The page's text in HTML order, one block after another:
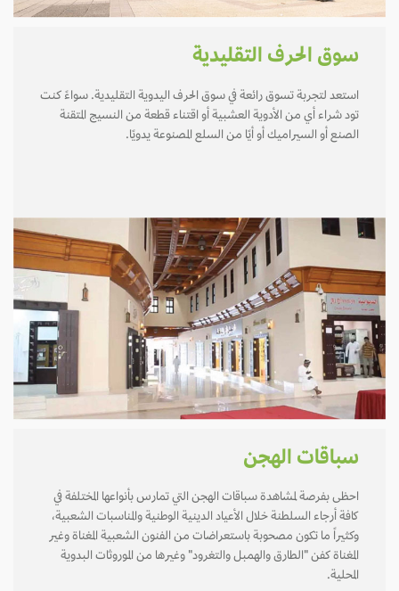
سوق الحرف التقليدية
استعد لتجربة تسوق رائعة في سوق الحرف اليدوية التقليدية. سواءً كنت
تود شراء أي من الأدوية العشبية أو اقتناء قطعة من النسيج المتقنة
الصنع أو السيراميك أو أيًا من السلع المصنوعة يدويًا.
سباقات الهجن
احظى بفرصة لمشاهدة سباقات الهجن التي تمارس بأنواعها المختلفة في
كافة أرجاء السلطنة خلال الأعياد الدينية الوطنية والمناسبات الشعبية،
وكثيراً ما تكون مصحوبة باستعراضات من الفنون الشعبية المغناة وغير
المغناة كفن "الطارق والهمبل والتغرود" وغيرها من الموروثات البدوية
المحلية.